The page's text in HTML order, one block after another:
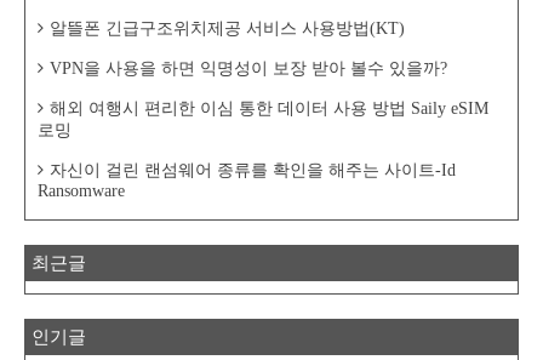
알뜰폰 긴급구조위치제공 서비스 사용방법(KT)
VPN을 사용을 하면 익명성이 보장 받아 볼수 있을까?
해외 여행시 편리한 이심 통한 데이터 사용 방법 Saily eSIM
로밍
자신이 걸린 랜섬웨어 종류를 확인을 해주는 사이트-Id
Ransomware
최근글
인기글